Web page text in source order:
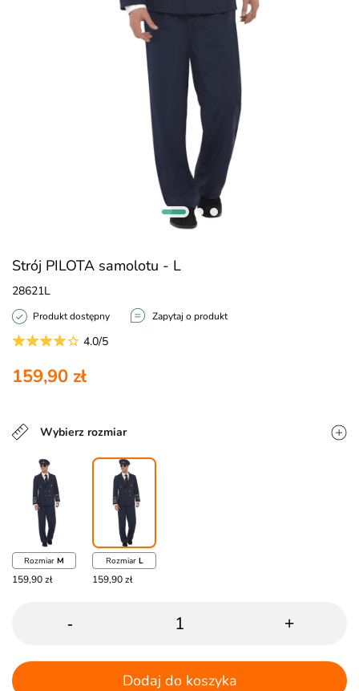
Strój PILOTA samolotu - L
28621L
Produkt dostępny Zapytaj o produkt
4.0/5
159,90 zł
Wybierz rozmiar
Rozmiar M
159,90 zł
Rozmiar L
159,90 zł
- +
Dodaj do koszyka